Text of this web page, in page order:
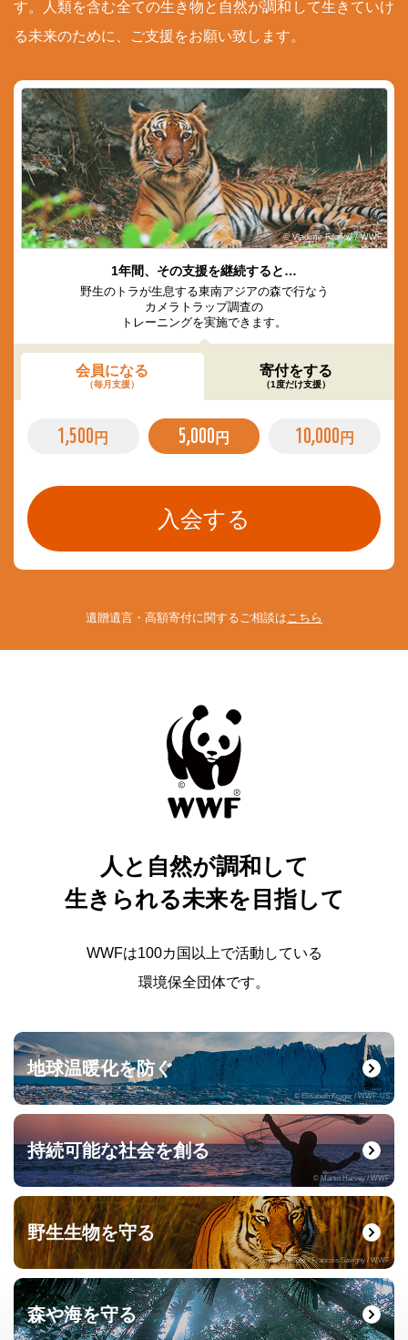
す。人類を含む全ての生き物と自然が調和して生きていけ
る未来のために、ご支援をお願い致します。
© Vladimir Filonov / WWF
1年間、その支援を継続すると…
野生のトラが生息する東南アジアの森で行なう
カメラトラップ調査の
トレーニングを実施できます。
会員になる
（毎月支援）
寄付をする
（1度だけ支援）
1,500 円 5,000 円 10,000 円
遺贈遺言・高額寄付に関するご相談は こちら
人と自然が調和して
生きられる未来を目指して
WWFは100カ国以上で活動している
環境保全団体です。
地球温暖化を防ぐ
© Elisabeth Kruger / WWF-US
持続可能な社会を創る
© Martin Harvey / WWF
野生生物を守る
© naturepl.com / Francois Savigny / WWF
森や海を守る